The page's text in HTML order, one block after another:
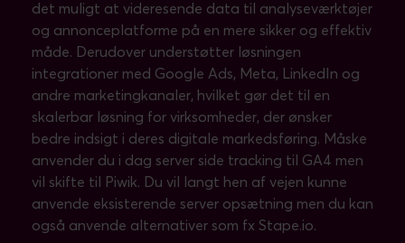
det muligt at videresende data til analyseværktøjer
og annonceplatforme på en mere sikker og effektiv
måde. Derudover understøtter løsningen
integrationer med Google Ads, Meta, LinkedIn og
andre marketingkanaler, hvilket gør det til en
skalerbar løsning for virksomheder, der ønsker
bedre indsigt i deres digitale markedsføring. Måske
anvender du i dag server side tracking til GA4 men
vil skifte til Piwik. Du vil langt hen af vejen kunne
anvende eksisterende server opsætning men du kan
også anvende alternativer som fx Stape.io.